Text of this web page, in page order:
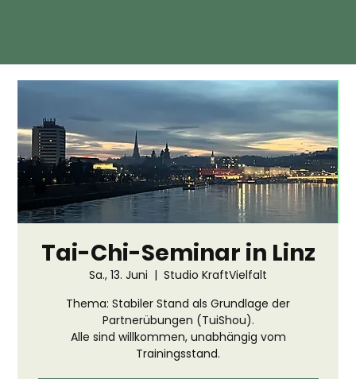
Tai-Chi-Seminar in Linz
Sa., 13. Juni
  |
Studio KraftVielfalt
Thema: Stabiler Stand als Grundlage der
Partnerübungen (TuiShou).
Alle sind willkommen, unabhängig vom
Trainingsstand.